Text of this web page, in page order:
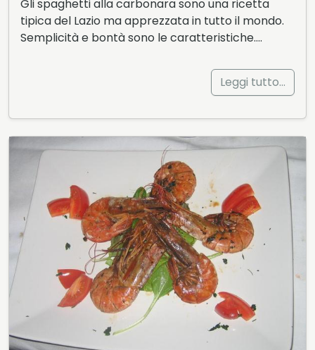
Gli spaghetti alla carbonara sono una ricetta
tipica del Lazio ma apprezzata in tutto il mondo.
Semplicità e bontà sono le caratteristiche….
Leggi tutto…